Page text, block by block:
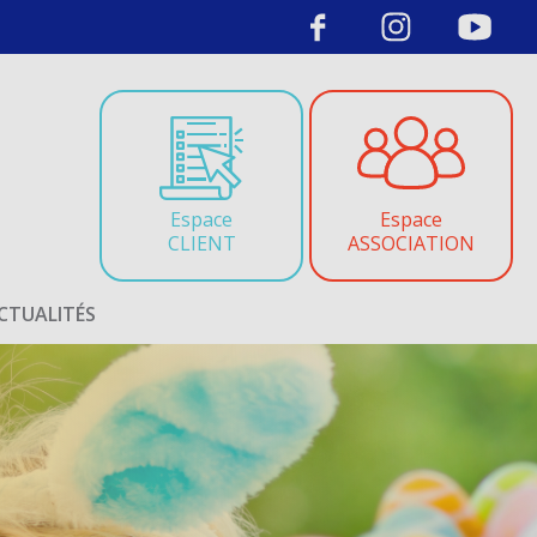
CALENDRIER DES
OPÉRATIONS
DÉCOUVREZ LE
CALENDRIER COMPLET DE
TOUTES NOS OPÉRATIONS
Espace
CLIENT
Espace
ASSOCIATION